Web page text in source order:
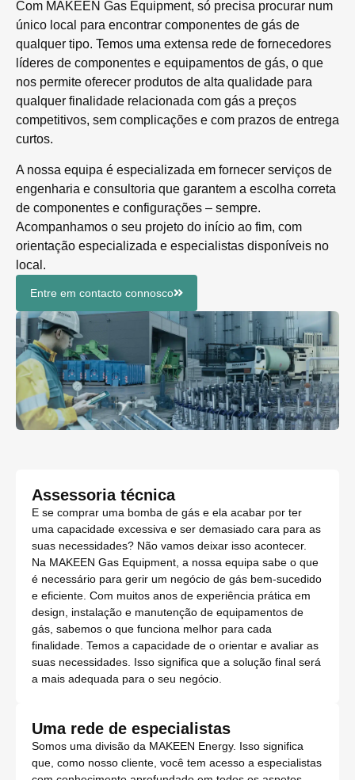
Com MAKEEN Gas Equipment, só precisa procurar num
único local para encontrar componentes de gás de
qualquer tipo. Temos uma extensa rede de fornecedores
líderes de componentes e equipamentos de gás, o que
nos permite oferecer produtos de alta qualidade para
qualquer finalidade relacionada com gás a preços
competitivos, sem complicações e com prazos de entrega
curtos.
A nossa equipa é especializada em fornecer serviços de
engenharia e consultoria que garantem a escolha correta
de componentes e configurações – sempre.
Acompanhamos o seu projeto do início ao fim, com
orientação especializada e especialistas disponíveis no
local.
Entre em contacto connosco
Assessoria técnica
E se comprar uma bomba de gás e ela acabar por ter
uma capacidade excessiva e ser demasiado cara para as
suas necessidades? Não vamos deixar isso acontecer.
Na MAKEEN Gas Equipment, a nossa equipa sabe o que
é necessário para gerir um negócio de gás bem-sucedido
e eficiente. Com muitos anos de experiência prática em
design, instalação e manutenção de equipamentos de
gás, sabemos o que funciona melhor para cada
finalidade. Temos a capacidade de o orientar e avaliar as
suas necessidades. Isso significa que a solução final será
a mais adequada para o seu negócio.
Uma rede de especialistas
Somos uma divisão da MAKEEN Energy. Isso significa
que, como nosso cliente, você tem acesso a especialistas